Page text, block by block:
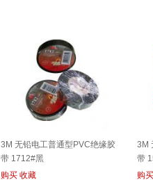
3M 无铅电工普通型PVC绝缘胶
带 1712#黑
购买 收藏
3M
带
购买